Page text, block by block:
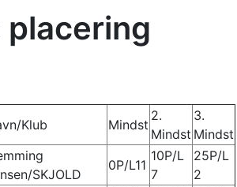
placering
Klub Mindst
2.
Mindst
3.
Mindst
SKJOLD
0P/L11
10P/L
7
25P/L
2